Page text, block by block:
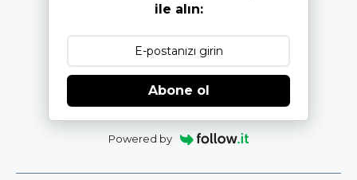
ile alın:
Abone ol
Powered by